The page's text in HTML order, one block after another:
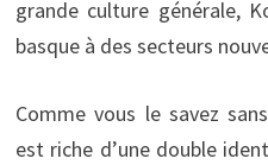
grande culture générale,
basque à des secteurs
Comme vous le savez
est riche d’une double